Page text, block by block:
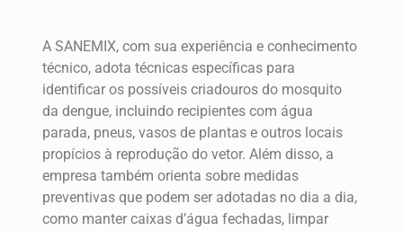
A SANEMIX, com sua experiência e conhecimento
técnico, adota técnicas específicas para
identificar os possíveis criadouros do mosquito
da dengue, incluindo recipientes com água
parada, pneus, vasos de plantas e outros locais
propícios à reprodução do vetor. Além disso, a
empresa também orienta sobre medidas
preventivas que podem ser adotadas no dia a dia,
como manter caixas d’água fechadas, limpar